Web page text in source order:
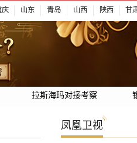
庆 山东 青岛 山西 陕西 甘
拉斯海玛对接考察
凤凰卫视